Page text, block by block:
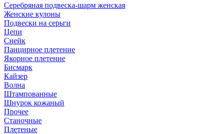
Серебряная подвеска-шарм женская
Женские кулоны
Подвески на серьги
Цепи
Снейк
Панцирное плетение
Якорное плетение
Бисмарк
Кайзер
Волна
Штампованные
Шнурок кожаный
Прочее
Станочные
Плетеные